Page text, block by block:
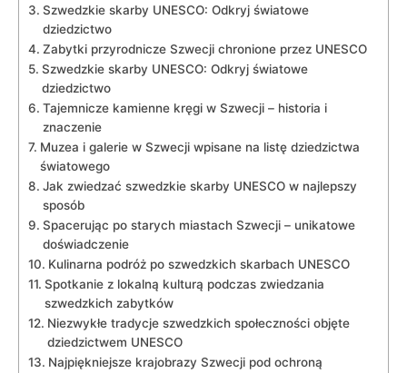
Szwedzkie skarby UNESCO: Odkryj⁤ światowe‌
dziedzictwo
Zabytki przyrodnicze Szwecji chronione przez UNESCO
Szwedzkie ⁤skarby‌ UNESCO: Odkryj światowe
dziedzictwo
Tajemnicze kamienne kręgi w Szwecji – ​historia i
znaczenie
Muzea i galerie‌ w Szwecji ⁤wpisane ‍na listę dziedzictwa
światowego
Jak zwiedzać szwedzkie skarby UNESCO w najlepszy
sposób
Spacerując po ‌starych miastach Szwecji – unikatowe
doświadczenie
Kulinarna podróż po‍ szwedzkich skarbach UNESCO
Spotkanie z lokalną ​kulturą podczas ‌zwiedzania
szwedzkich ‌zabytków
Niezwykłe tradycje szwedzkich społeczności objęte
dziedzictwem ​UNESCO
Najpiękniejsze ⁤krajobrazy Szwecji pod‍ ochroną